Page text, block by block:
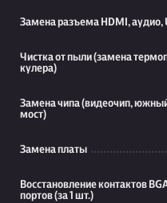
Замена разъема HDMI, аудио,
Чистка от пыли (замена
кулера)
Замена чипа (видеочип,
мост)
Замена платы
Восстановление контактов
портов (за 1 шт.)